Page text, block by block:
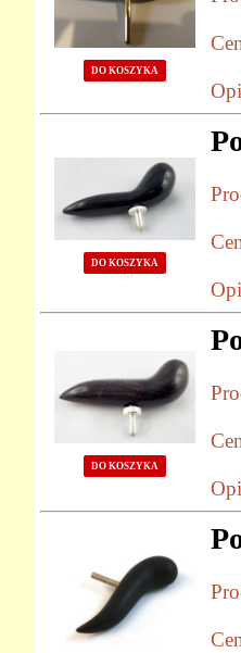
DO KOSZYKA
DO KOSZYKA
DO KOSZYKA